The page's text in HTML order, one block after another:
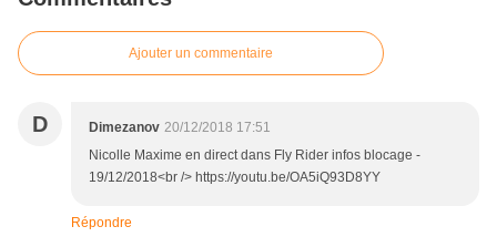
Ajouter un commentaire
D Dimezanov 20/12/2018 17:51
Nicolle Maxime en direct dans Fly Rider infos blocage -
19/12/2018<br /> https://youtu.be/OA5iQ93D8YY
Répondre